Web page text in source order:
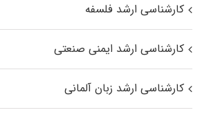
کارشناسی ارشد فلسفه
کارشناسی ارشد ایمنی صنعتی
کارشناسی ارشد زبان آلمانی